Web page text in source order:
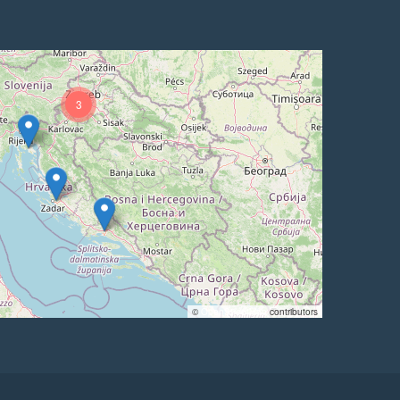
3
© OpenStreetMap contributors